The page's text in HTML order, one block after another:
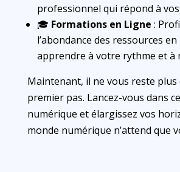
professionnel qui répond à
🎓 Formations en Ligne :
l’abondance des ressources
apprendre à votre rythme et à
Maintenant, il ne vous reste plus
premier pas. Lancez-vous dans
numérique et élargissez vos
monde numérique n’attend que